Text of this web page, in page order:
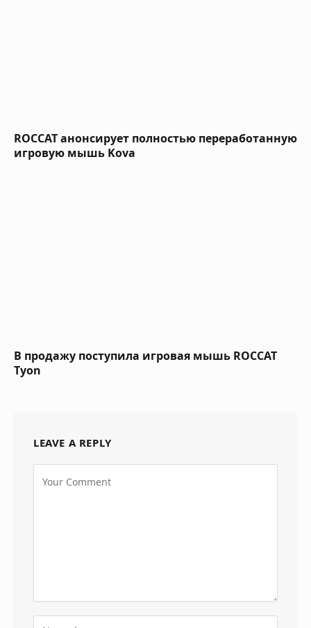
ROCCAT анонсирует полностью переработанную
игровую мышь Kova
В продажу поступила игровая мышь ROCCAT
Tyon
LEAVE A REPLY